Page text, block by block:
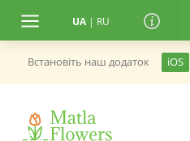
UA | RU
Встановiть наш додаток iOS